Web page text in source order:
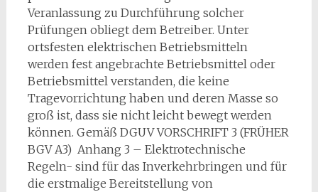
Veranlassung zu Durchführung solcher
Prüfungen obliegt dem Betreiber. Unter
ortsfesten elektrischen Betriebsmitteln
werden fest angebrachte Betriebsmittel oder
Betriebsmittel verstanden, die keine
Tragevorrichtung haben und deren Masse so
groß ist, dass sie nicht leicht bewegt werden
können. Gemäß DGUV VORSCHRIFT 3 (FRÜHER
BGV A3) Anhang 3 – Elektrotechnische
Regeln- sind für das Inverkehrbringen und für
die erstmalige Bereitstellung von